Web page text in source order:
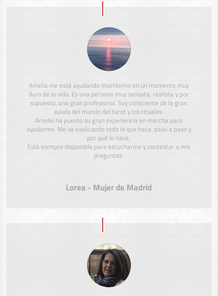
Amelia me está ayudando muchísimo en un momento muy
duro de la vida. Es una persona muy sensata, realista y por
supuesto, una gran profesional. Soy consciente de la gran
ayuda del mundo del tarot y los rituales.
Amelia ha puesto su gran experiencia en marcha para
ayudarme. Me va explicando todo lo que hace, paso a paso y
por qué lo hace.
Está siempre disponible para escucharme y contestar a mis
preguntas.
Lorea - Mujer de Madrid